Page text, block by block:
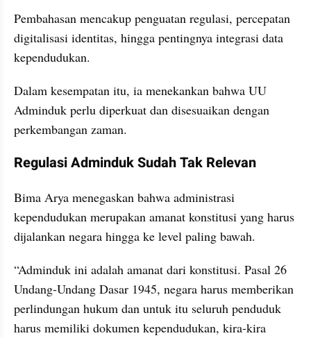
Pembahasan mencakup penguatan regulasi, percepatan
digitalisasi identitas, hingga pentingnya integrasi data
kependudukan.
Dalam kesempatan itu, ia menekankan bahwa UU
Adminduk perlu diperkuat dan disesuaikan dengan
perkembangan zaman.
Regulasi Adminduk Sudah Tak Relevan
Bima Arya menegaskan bahwa administrasi
kependudukan merupakan amanat konstitusi yang harus
dijalankan negara hingga ke level paling bawah.
“Adminduk ini adalah amanat dari konstitusi. Pasal 26
Undang-Undang Dasar 1945, negara harus memberikan
perlindungan hukum dan untuk itu seluruh penduduk
harus memiliki dokumen kependudukan, kira-kira